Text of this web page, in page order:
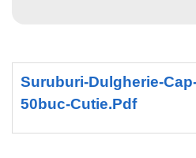
Suruburi-Dulgherie-
50buc-Cutie.pdf